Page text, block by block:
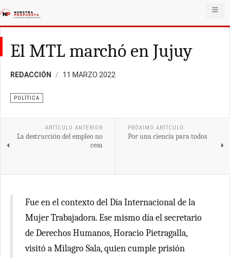
El MTL marchó en Jujuy
REDACCIÓN 11 MARZO 2022
POLÍTICA
ARTÍCULO ANTERIOR
La destrucción del empleo no
cesa
PRÓXIMO ARTÍCULO
Por una ciencia para todos
Fue en el contexto del Día Internacional de la
Mujer Trabajadora. Ese mismo día el secretario
de Derechos Humanos, Horacio Pietragalla,
visitó a Milagro Sala, quien cumple prisión